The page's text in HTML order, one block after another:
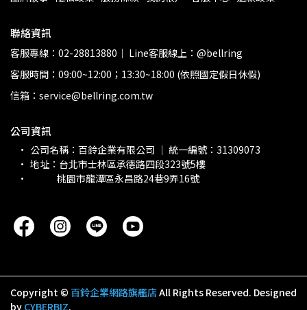
聯絡資訊
客服專線：02-28813880｜ Line客服線上：@bellring
客服時間：09:00~12:00；13:30~18:00 (依照國定假日休假)
信箱：service@bellring.com.tw
公司資訊
公司名稱：百鈴企業有限公司 ｜ 統一編號：31309073
地址：台北市士林區承德路四段323號5樓
桃園市龍潭區永昌路24巷9弄16號
Copyright © 百鈴企業網路旗艦店All Rights Reserved. Designed
by CYBERBIZ.